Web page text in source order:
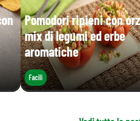
Pomodori ripieni con
mix di legumi ed erbe
aromatiche
Facili